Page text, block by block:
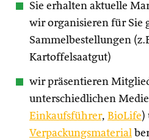
Sie erhalten aktuelle
wir organisieren für Sie
Sammelbestellungen
Kartoffelsaatgut)
wir präsentieren
unterschiedlichen
Einkaufsführer, BioLife)
Verpackungsmaterial